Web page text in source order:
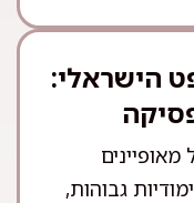
הישראלי:
גבוהות,